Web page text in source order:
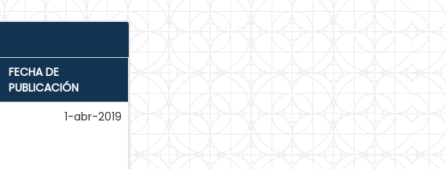
FECHA DE
PUBLICACIÓN
1-abr-2019